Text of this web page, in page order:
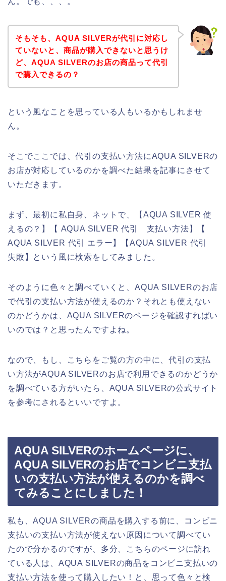
そもそも、AQUA SILVERが代引に対応し
ていないと、商品が購入できないと思うけ
ど、AQUA SILVERのお店の商品って代引
で購入できるの？
という風なことを思っている人もいるかもしれませ
ん。
そこでここでは、代引の支払い方法にAQUA SILVERの
お店が対応しているのかを調べた結果を記事にさせて
いただきます。
まず、最初に私自身、ネットで、【AQUA SILVER 使
えるの？】【 AQUA SILVER 代引 支払い方法】【
AQUA SILVER 代引 エラー】【AQUA SILVER 代引
失敗】という風に検索をしてみました。
そのように色々と調べていくと、AQUA SILVERのお店
で代引の支払い方法が使えるのか？それとも使えない
のかどうかは、AQUA SILVERのページを確認すればい
いのでは？と思ったんですよね。
なので、もし、こちらをご覧の方の中に、代引の支払
い方法がAQUA SILVERのお店で利用できるのかどうか
を調べている方がいたら、AQUA SILVERの公式サイト
を参考にされるといいですよ。
AQUA SILVERのホームページに、
AQUA SILVERのお店でコンビニ支払
いの支払い方法が使えるのかを調べ
てみることにしました！
私も、AQUA SILVERの商品を購入する前に、コンビニ
支払いの支払い方法が使えない原因について調べてい
たので分かるのですが、多分、こちらのページに訪れ
ている人は、AQUA SILVERの商品をコンビニ支払いの
支払い方法を使って購入したい！と、思って色々と検